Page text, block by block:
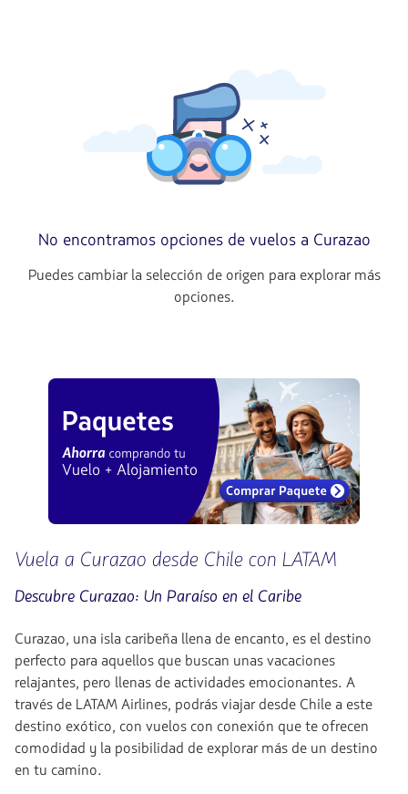
No encontramos opciones de vuelos a Curazao
Puedes cambiar la selección de origen para explorar más
opciones.
Vuela a Curazao desde Chile con LATAM
Descubre Curazao: Un Paraíso en el Caribe
Curazao, una isla caribeña llena de encanto, es el destino
perfecto para aquellos que buscan unas vacaciones
relajantes, pero llenas de actividades emocionantes. A
través de LATAM Airlines, podrás viajar desde Chile a este
destino exótico, con vuelos con conexión que te ofrecen
comodidad y la posibilidad de explorar más de un destino
en tu camino.